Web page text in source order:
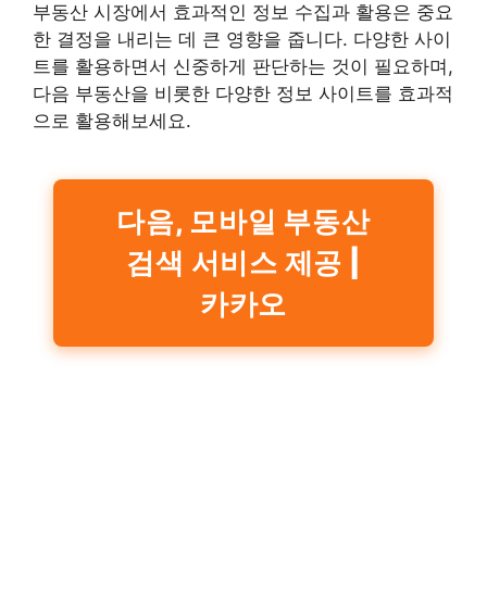
부동산 시장에서 효과적인 정보 수집과 활용은 중요
한 결정을 내리는 데 큰 영향을 줍니다. 다양한 사이
트를 활용하면서 신중하게 판단하는 것이 필요하며,
다음 부동산을 비롯한 다양한 정보 사이트를 효과적
으로 활용해보세요.
다음, 모바일 부동산
검색 서비스 제공 |
카카오